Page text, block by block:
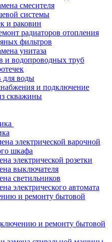
смесителя
системы
и раковин
радиаторов отопления
фильтров
унитаза
и водопроводных труб
для воды
и подключение
скважины
электрической варочной
шкафа
электрической розетки
выключателя
светильников
электрического автомата
и ремонту бытовой
и ремонту бытовой